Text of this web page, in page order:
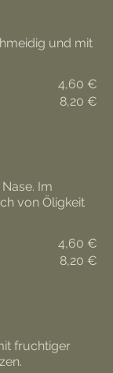
und mit
4,60 €
8,20 €
Im
von Öligkeit
4,60 €
8,20 €
fruchtiger